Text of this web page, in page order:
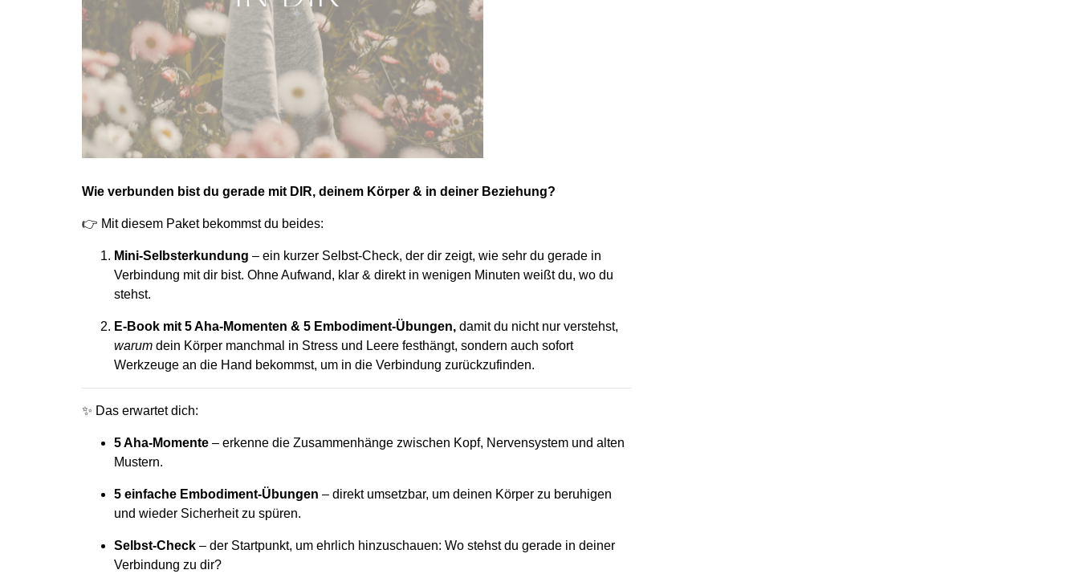
Wie verbunden bist du gerade mit DIR, deinem Körper & in deiner Beziehung?
👉 Mit diesem Paket bekommst du beides:
Mini-Selbsterkundung – ein kurzer Selbst-Check, der dir zeigt, wie sehr du gerade in
Verbindung mit dir bist. Ohne Aufwand, klar & direkt in wenigen Minuten weißt du, wo du
stehst.
E-Book mit 5 Aha-Momenten & 5 Embodiment-Übungen, damit du nicht nur verstehst,
warum dein Körper manchmal in Stress und Leere festhängt, sondern auch sofort
Werkzeuge an die Hand bekommst, um in die Verbindung zurückzufinden.
✨ Das erwartet dich:
5 Aha-Momente – erkenne die Zusammenhänge zwischen Kopf, Nervensystem und alten
Mustern.
5 einfache Embodiment-Übungen – direkt umsetzbar, um deinen Körper zu beruhigen
und wieder Sicherheit zu spüren.
Selbst-Check – der Startpunkt, um ehrlich hinzuschauen: Wo stehst du gerade in deiner
Verbindung zu dir?